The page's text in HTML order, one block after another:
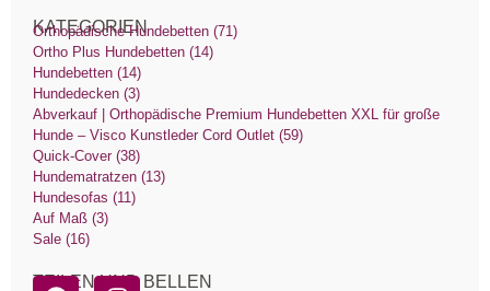
KATEGORIEN
Orthopädische Hundebetten (71)
Ortho Plus Hundebetten (14)
Hundebetten (14)
Hundedecken (3)
Abverkauf | Orthopädische Premium Hundebetten XXL für große
Hunde – Visco Kunstleder Cord Outlet (59)
Quick-Cover (38)
Hundematratzen (13)
Hundesofas (11)
Auf Maß (3)
Sale (16)
TEILEN UND BELLEN